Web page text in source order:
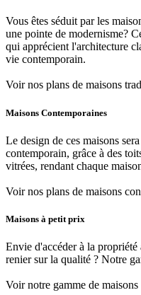
Vous êtes séduit par les
une pointe de modernisme?
qui apprécient l'architecture
vie contemporain.
Voir nos plans de maisons
Maisons Contemporaines
Le design de ces maisons
contemporain, grâce à des
vitrées, rendant chaque
Voir nos plans de maisons
Maisons à petit prix
Envie d'accéder à la
renier sur la qualité ? Notre
Voir notre gamme de